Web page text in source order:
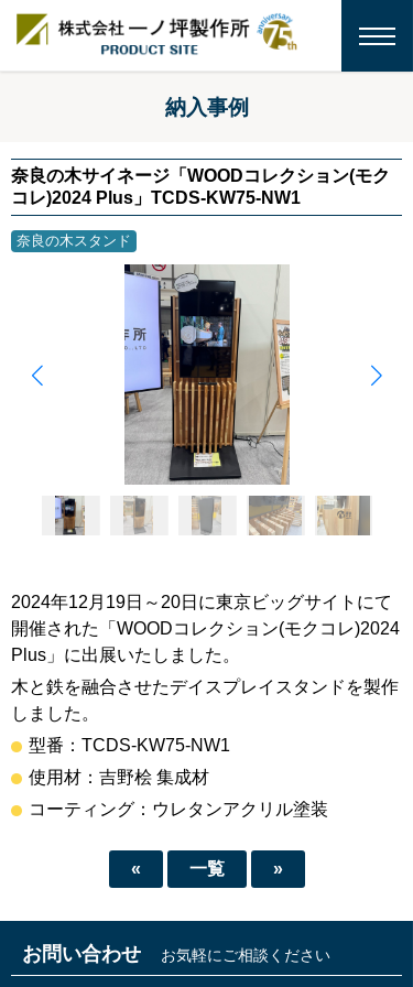
納入事例
奈良の木サイネージ「WOODコレクション(モク
コレ)2024 Plus」TCDS-KW75-NW1
奈良の木スタンド
2024年12月19日～20日に東京ビッグサイトにて
開催された「WOODコレクション(モクコレ)2024
Plus」に出展いたしました。
木と鉄を融合させたデイスプレイスタンドを製作
しました。
型番：TCDS-KW75-NW1
使用材：吉野桧 集成材
コーティング：ウレタンアクリル塗装
« 一覧 »
お問い合わせ お気軽にご相談ください